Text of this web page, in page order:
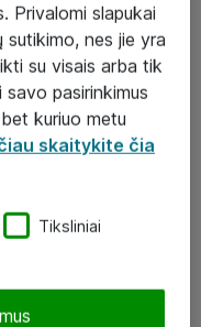
Privalomi slapukai
sutikimo, nes jie yra
su visais arba tik
pasirinkimus
kuriuo metu
skaitykite čia
Tiksliniai